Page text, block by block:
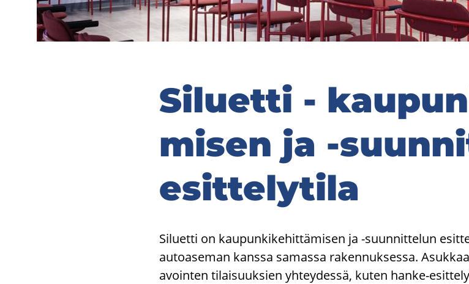
Si­luet­ti -
mi­sen ja -​
esit­te­ly­ti­la
Si­luet­ti on kau­pun­ki­ke­hit­tä­mi­sen ja -​suunnittelun
autoaseman kans­sa sa­mas­sa ra­ken­nuk­ses­sa.
avoin­ten ti­lai­suuk­sien yh­tey­des­sä, kuten hanke-​